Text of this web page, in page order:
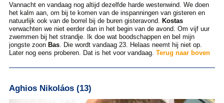
Vannacht en vandaag nog altijd dezelfde harde westenwind. We doen
het kalm aan, om bij te komen van de inspanningen van gisteren en
natuurlijk ook van de borrel bij de buren gisteravond.
Kostas
verwachten we niet eerder dan in het begin van de avond. Om vijf uur
zwemmen bij het strandje. Ik doe wat boodschappen en bel mijn
jongste zoon Bas. Die wordt vandaag 23. Helaas neemt hij niet op.
Later nog eens proberen. Dat is het voor vandaag. Terug naar boven
Aghios Nikoláos (13)